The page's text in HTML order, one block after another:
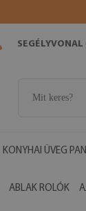
SEGÉLYVONAL
KONYHAI ÜVEG
ABLAK ROLÓK